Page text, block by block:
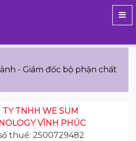
- Giám đốc bộ phận chất
TY TNHH WE SUM
VĨNH PHÚC
thuế: 2500729482